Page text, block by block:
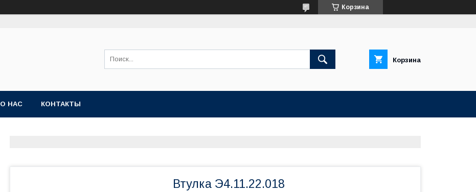
Корзина
Корзина
О НАС КОНТАКТЫ
Втулка Э4.11.22.018